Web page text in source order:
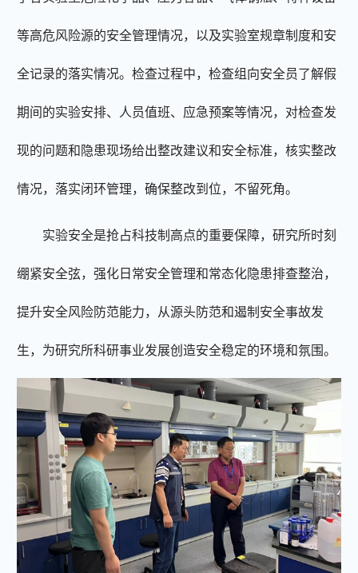
等高危风险源的安全管理情况，以及实验室规章制度和安
全记录的落实情况。检查过程中，检查组向安全员了解假
期间的实验安排、人员值班、应急预案等情况，对检查发
现的问题和隐患现场给出整改建议和安全标准，核实整改
情况，落实闭环管理，确保整改到位，不留死角。
实验安全是抢占科技制高点的重要保障， 研究所时刻
绷紧安全弦，强化日常安全管理和常态化隐患排查整治，
提升安全风险防范能力，从源头防范和遏制安全事故发
生，为研究所科研事业发展创造安全稳定的环境和氛围。